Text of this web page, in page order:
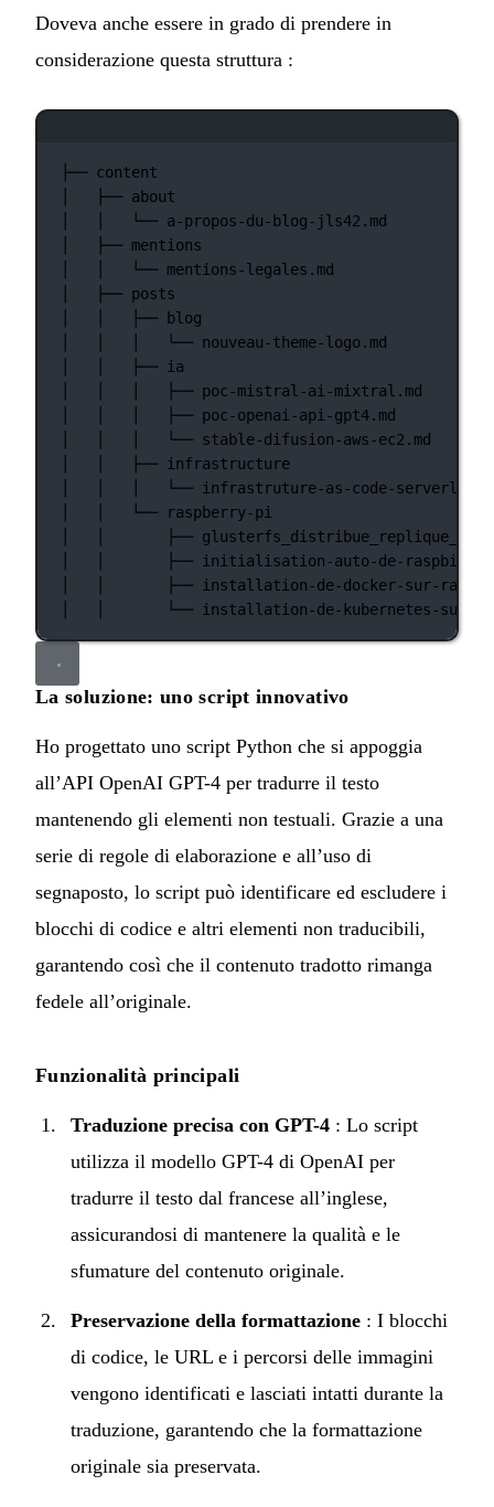
Doveva anche essere in grado di prendere in
considerazione questa struttura :
├── content
├── about
└── a-propos-du-blog-jls42.md
├── mentions
└── mentions-legales.md
├── posts
├──
blog
└── nouveau-theme-logo.md
├──
ia
├── poc-mistral-ai-mixtral.md
├── poc-openai-api-gpt4.md
└── stable-difusion-aws-ec2.md
├──
infrastructure
└──
infrastruture-as-code-
└──
raspberry-pi
├──
├──
initialisation-auto-de-raspbian-
├──
installation-de-docker-sur-
└── installation-de-kubernetes-sur-
La soluzione: uno script innovativo
Ho progettato uno script Python che si appoggia
all’API OpenAI GPT-4 per tradurre il testo
mantenendo gli elementi non testuali. Grazie a una
serie di regole di elaborazione e all’uso di
segnaposto, lo script può identificare ed escludere i
blocchi di codice e altri elementi non traducibili,
garantendo così che il contenuto tradotto rimanga
fedele all’originale.
Funzionalità principali
Traduzione precisa con GPT-4 : Lo script
utilizza il modello GPT-4 di OpenAI per
tradurre il testo dal francese all’inglese,
assicurandosi di mantenere la qualità e le
sfumature del contenuto originale.
Preservazione della formattazione : I blocchi
di codice, le URL e i percorsi delle immagini
vengono identificati e lasciati intatti durante la
traduzione, garantendo che la formattazione
originale sia preservata.